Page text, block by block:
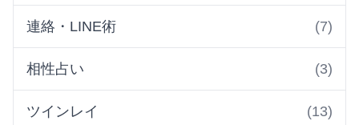
連絡・LINE術 (7)
相性占い (3)
ツインレイ (13)